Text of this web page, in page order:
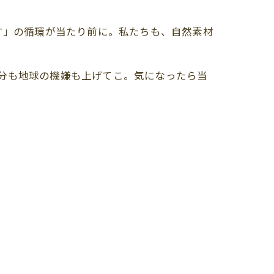
の循環が当たり前に。私たちも、自然素材
地球の機嫌も上げてこ。気になったら当